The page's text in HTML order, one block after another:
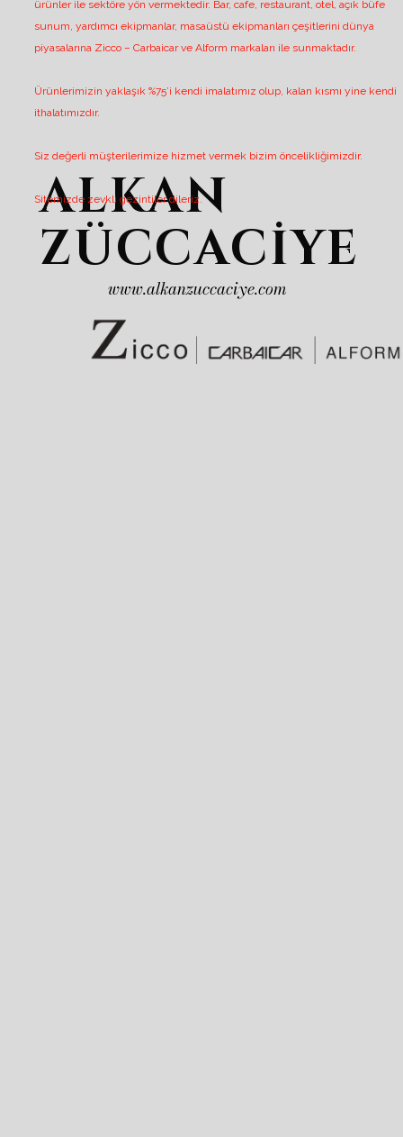
ALKAN
ZÜCCACİYE
www.alkanzuccaciye.com
ürünler ile sektöre yön vermektedir. Bar, cafe, restaurant, otel, açık büfe
sunum, yardımcı ekipmanlar, masaüstü ekipmanları çeşitlerini dünya
piyasalarına Zicco – Carbaicar ve Alform markaları ile sunmaktadır.
Ürünlerimizin yaklaşık %75’i kendi imalatımız olup, kalan kısmı yine kendi
ithalatımızdır.
Siz değerli müşterilerimize hizmet vermek bizim öncelikliğimizdir.
Sitemizde zevkli gezintiler dileriz.